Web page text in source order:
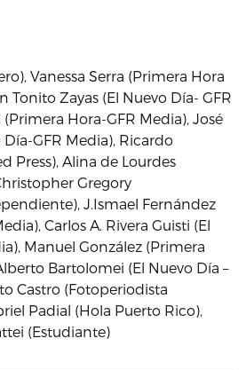
Vanessa Serra (Primera Hora
Tonito Zayas (El Nuevo Día- GFR
Hora-GFR Media), José
GFR Media), Ricardo
Press), Alina de Lourdes
Gregory
J.Ismael Fernández
Carlos A. Rivera Guisti (El
Manuel González (Primera
Bartolomei (El Nuevo Día –
Castro (Fotoperiodista
Padial (Hola Puerto Rico),
(Estudiante)